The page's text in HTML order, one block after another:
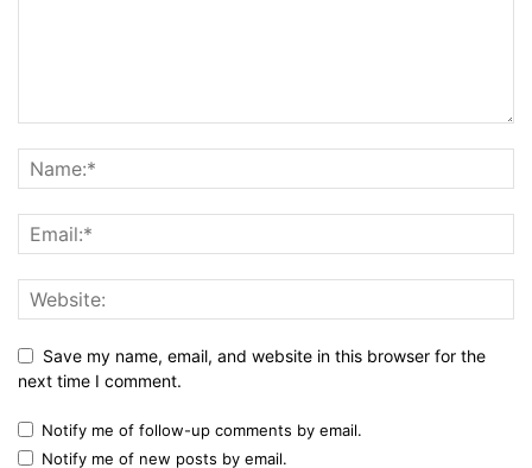
Save my name, email, and website in this browser for the
next time I comment.
Notify me of follow-up comments by email.
Notify me of new posts by email.